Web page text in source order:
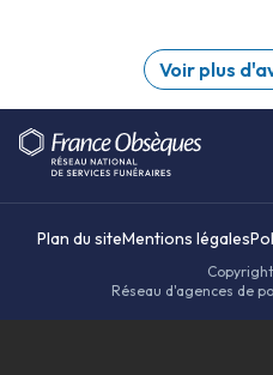
Voir plus
Plan du siteMentions légales
Réseau d'agences de